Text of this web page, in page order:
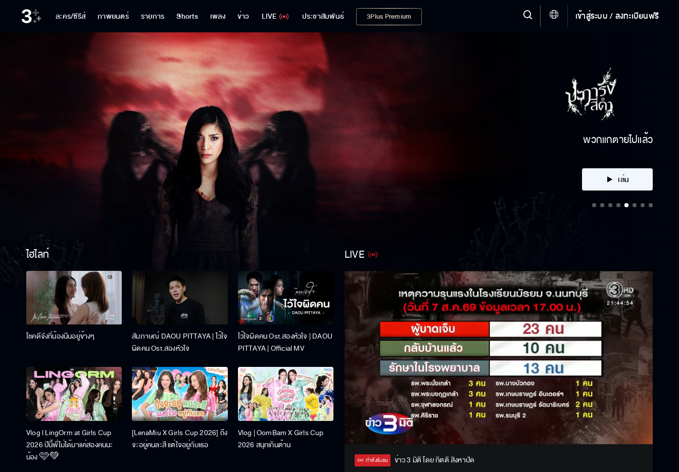
ละคร/ซีรีส์ ภาพยนตร์ รายการ Shorts เพลง ข่าว LIVE ประชาสัมพันธ์ 3Plus Premium เข้าสู่ระบบ / ลงทะเบียนฟรี
คลิก
ไฮไลท์
โชคดีจังที่น้องนีนอยู่ข้างๆ
สัมภาษณ์ DAOU PITTAYA | ไว้ใจ
ผิดคน Ost.สองหัวใจ
ไว้ใจผิดคน Ost.สองหัวใจ | DAOU
PITTAYA | Official MV
Vlog l LingOrm at Girls Cup
2026 ปีนี้พี่ไม่ได้มาแค่สองคนนะ
น้อง 🩷💚
[LenaMiu X Girls Cup 2026] ถึง
จะอยู่คนละสี แต่ใจอยู่กับเธอ
Vlog | OomBam X Girls Cup
2026 สนุกเกินต้าน
LIVE
UnmuteStream
Type
Settings
กำลังรับชม
ข่าว 3 มิติ โดย กิตติ สิงหาปัด